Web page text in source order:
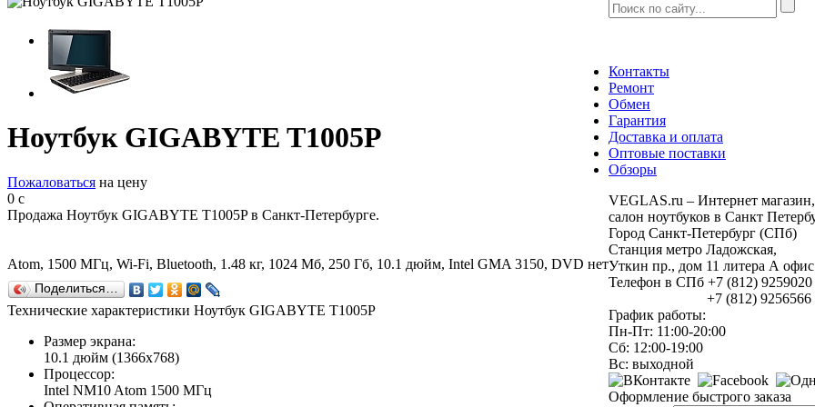
Ноутбук GIGABYTE T1005P
Пожаловаться на цену
0 c
Продажа Ноутбук GIGABYTE T1005P в Санкт-Петербурге.
Atom, 1500 МГц, Wi-Fi, Bluetooth, 1.48 кг, 1024 Мб, 250 Гб, 10.1 дюйм, Intel GMA 3150, DVD нет
Поделиться…
Технические характеристики Ноутбук GIGABYTE T1005P
Размер экрана:
10.1 дюйм (1366x768)
Процессор:
Intel NM10 Atom 1500 МГц
Контакты
Ремонт
Обмен
Гарантия
Доставка и оплата
Оптовые поставки
Обзоры
VEGLAS.ru – Интернет магазин,
салон ноутбуков в Санкт
Город Санкт-Петербург (СПб)
Станция метро Ладожская,
Уткин пр., дом 11 литера А
Телефон в СПб +7 (812) 9259020
+7 (812) 9256566
График работы:
Пн-Пт: 11:00-20:00
Сб: 12:00-19:00
Вс: выходной
Оформление быстрого заказа